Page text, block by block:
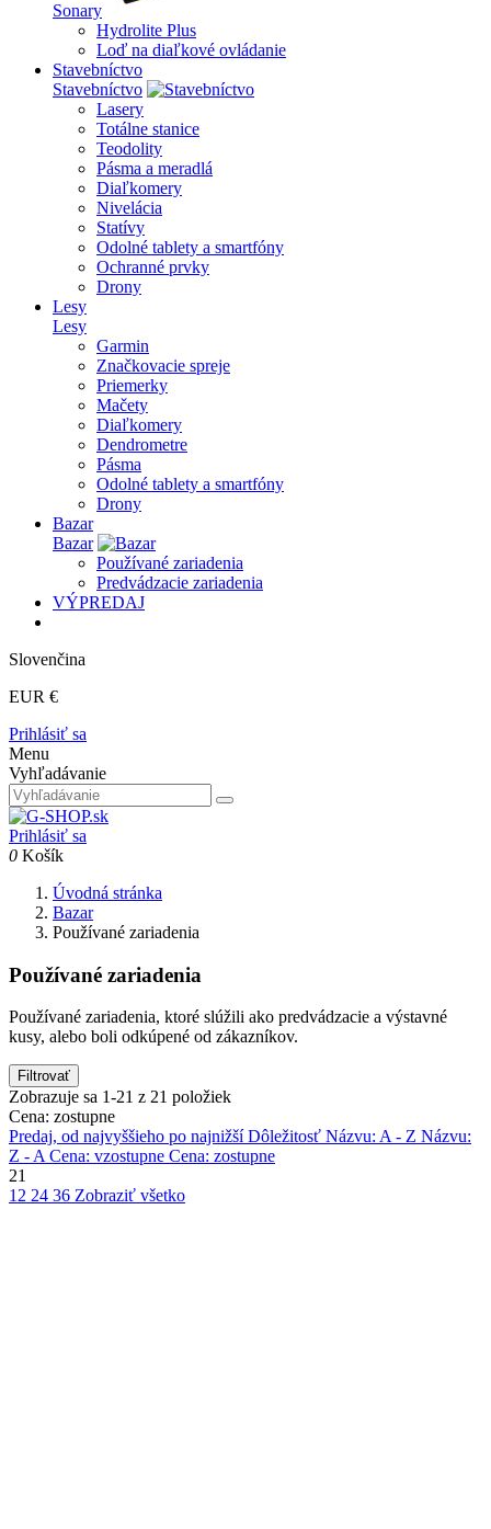
Sonary
Hydrolite Plus
Loď na diaľkové ovládanie
Stavebníctvo
Stavebníctvo
Lasery
Totálne stanice
Teodolity
Pásma a meradlá
Diaľkomery
Nivelácia
Statívy
Odolné tablety a smartfóny
Ochranné prvky
Drony
Lesy
Lesy
Garmin
Značkovacie spreje
Priemerky
Mačety
Diaľkomery
Dendrometre
Pásma
Odolné tablety a smartfóny
Drony
Bazar
Bazar
Používané zariadenia
Predvádzacie zariadenia
VÝPREDAJ
Slovenčina
EUR €
Prihlásiť sa
Menu
Vyhľadávanie
Prihlásiť sa
0 Košík
Úvodná stránka
Bazar
Používané zariadenia
Používané zariadenia
Používané zariadenia, ktoré slúžili ako predvádzacie a výstavné
kusy, alebo boli odkúpené od zákazníkov.
Filtrovať
Zobrazuje sa 1-21 z 21 položiek
Cena: zostupne
Predaj, od najvyššieho po najnižšíDôležitosť Názvu: A - Z Názvu:
Z - ACena: vzostupne Cena: zostupne
21
12 24 36 Zobraziť všetko